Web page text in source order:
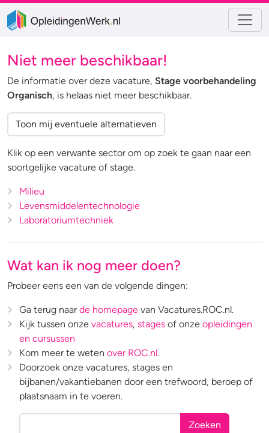
Niet meer beschikbaar!
De informatie over deze vacature, Stage voorbehandeling
Organisch, is helaas niet meer beschikbaar.
Toon mij eventuele alternatieven
Klik op een verwante sector om op zoek te gaan naar een
soortgelijke vacature of stage.
Milieu
Levensmiddelentechnologie
Laboratoriumtechniek
Wat kan ik nog meer doen?
Probeer eens een van de volgende dingen:
Ga terug naar de homepage van Vacatures.ROC.nl.
Kijk tussen onze vacatures, stages of onze opleidingen
en cursussen
Kom meer te weten over ROC.nl.
Doorzoek onze vacatures, stages en
bijbanen/vakantiebanen door een trefwoord, beroep of
plaatsnaam in te voeren.
Zoeken